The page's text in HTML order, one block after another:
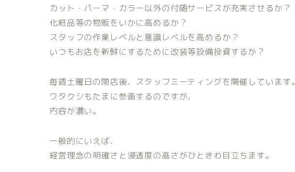
カット・パーマ・カラー以外の付随サービスが充実させるか？
化粧品等の物販をいかに高めるか？
スタッフの作業レベルと意識レベルを高めるか？
いつもお店を新鮮にするために改装等設備投資するか？
毎週土曜日の閉店後、スタッフミーティングを開催しています。
ワタクシもたまに参画するのですが、
内容が濃い。
一般的にいえば、
経営理念の明確さと浸透度の高さがひときわ目立ちます。